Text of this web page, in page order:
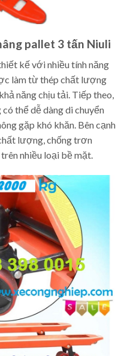
pallet 3 tấn Niuli
kế với nhiều tính năng
làm từ thép chất lượng
năng chịu tải. Tiếp theo,
thể dễ dàng di chuyển
gặp khó khăn. Bên cạnh
lượng, chống trơn
nhiều loại bề mặt.